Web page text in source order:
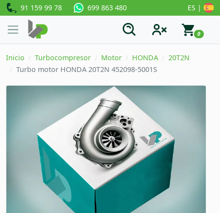
91 159 99 78 699 863 480 ES |
0
Inicio Turbocompresor Motor HONDA
20T2N
Turbo motor HONDA 20T2N 452098-5001S